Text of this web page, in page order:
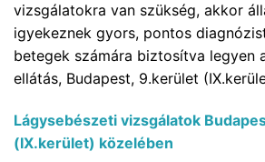
vizsgálatokra van szükség, akkor
igyekeznek gyors, pontos
betegek számára biztosítva legyen
ellátás, Budapest, 9.kerület
Lágysebészeti vizsgálatok
(IX.kerület) közelében